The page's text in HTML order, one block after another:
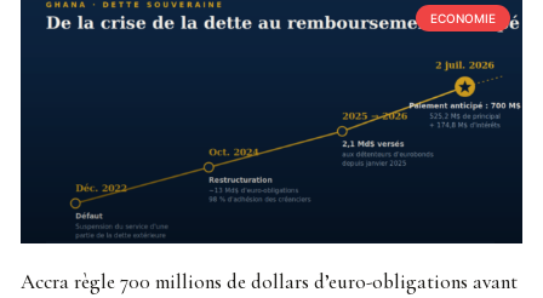
ECONOMIE
Accra règle 700 millions de dollars d’euro-obligations avant